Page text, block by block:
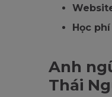
Học
Anh
Thái